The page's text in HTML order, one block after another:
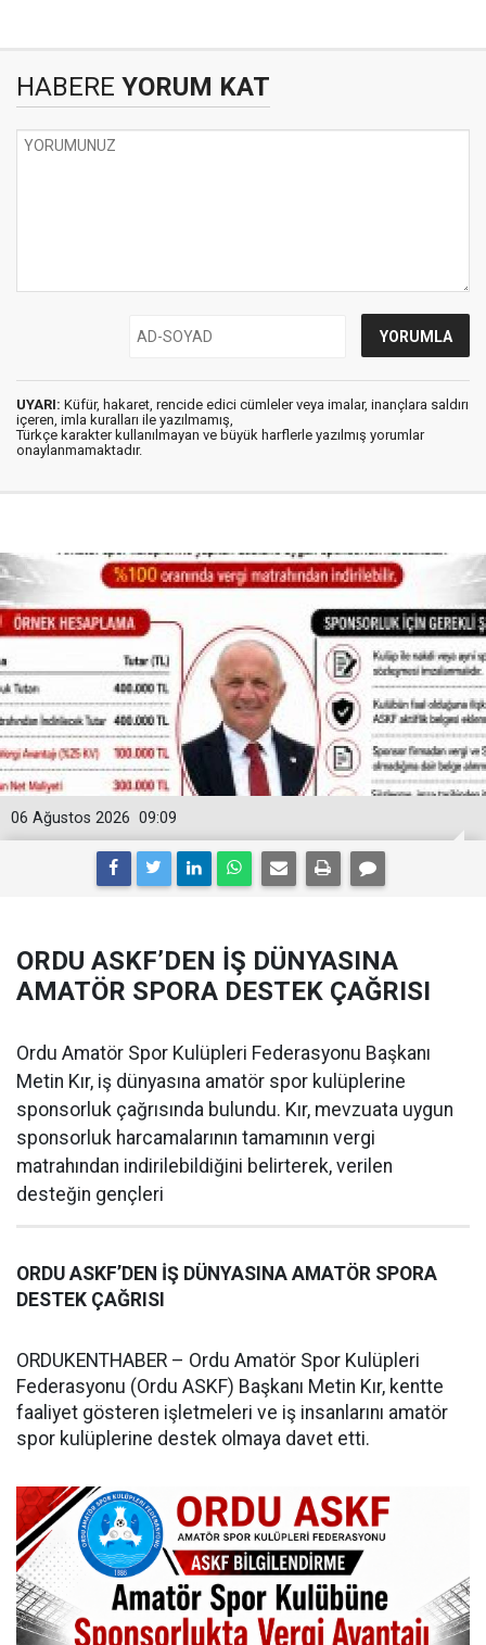
HABERE YORUM KAT
UYARI: Küfür, hakaret, rencide edici cümleler veya imalar, inançlara saldırı
içeren, imla kuralları ile yazılmamış,
Türkçe karakter kullanılmayan ve büyük harflerle yazılmış yorumlar
onaylanmamaktadır.
09:09
06 Ağustos 2026
ORDU ASKF’DEN İŞ DÜNYASINA
AMATÖR SPORA DESTEK ÇAĞRISI
Ordu Amatör Spor Kulüpleri Federasyonu Başkanı
Metin Kır, iş dünyasına amatör spor kulüplerine
sponsorluk çağrısında bulundu. Kır, mevzuata uygun
sponsorluk harcamalarının tamamının vergi
matrahından indirilebildiğini belirterek, verilen
desteğin gençleri
ORDU ASKF’DEN İŞ DÜNYASINA AMATÖR SPORA
DESTEK ÇAĞRISI
ORDUKENTHABER – Ordu Amatör Spor Kulüpleri
Federasyonu (Ordu ASKF) Başkanı Metin Kır, kentte
faaliyet gösteren işletmeleri ve iş insanlarını amatör
spor kulüplerine destek olmaya davet etti.